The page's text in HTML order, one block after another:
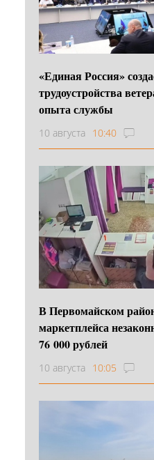
«Единая Россия»
трудоустройства
опыта службы
10 августа 10:40
В Первомайском
маркетплейса
76 000 рублей
10 августа 10:05